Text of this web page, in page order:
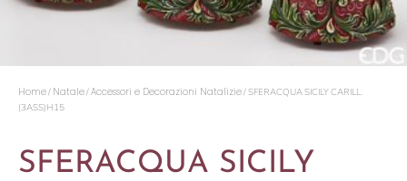
Home/ Natale/Accessori e Decorazioni Natalizie/ SFERACQUA SICILY CARILL.
(3ASS)H15
SFERACQUA SICILY